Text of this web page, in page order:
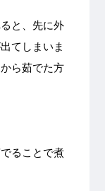
と、先に外
てしまいま
ら茹でた方
ることで煮